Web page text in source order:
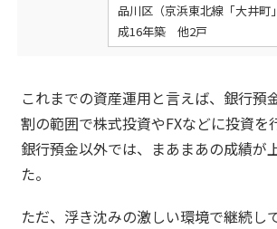
品川区（京浜東北線「大井町
成16年築 他2戸
これまでの資産運用と言えば、銀行預
割の範囲で株式投資やFXなどに投資を
銀行預金以外では、まあまあの成績が
た。
ただ、浮き沈みの激しい環境で継続し